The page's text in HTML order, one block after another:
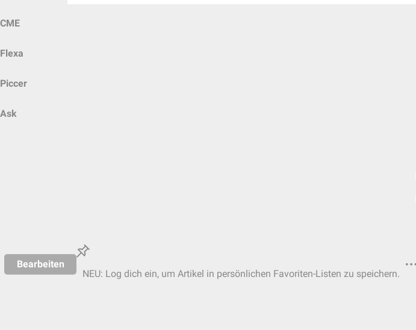
CME
Flexa
Piccer
Ask
Bearbeiten
NEU: Log dich ein, um Artikel in persönlichen Favoriten-Listen zu speichern.